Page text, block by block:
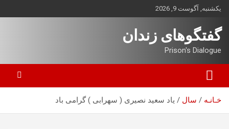
بروید
یکشنبه, آگوست 9, 2026
گفتگوهای زندان
Prison's Dialogue
خـانـه سال یاد سعید نصیری ( سهرابی ) گرامی باد